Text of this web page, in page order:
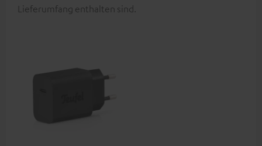
Lieferumfang enthalten sind.